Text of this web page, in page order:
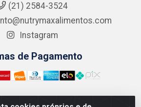
(21) 2584-3524
Instagram
de Pagamento